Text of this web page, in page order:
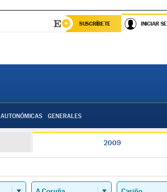
SUSCRÍBETE INICIAR
AUTONÓMICAS GENERALES
2009